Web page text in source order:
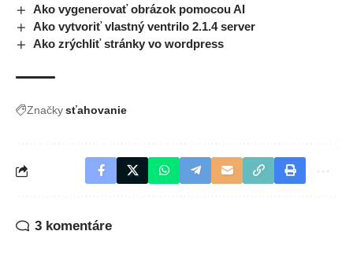
Ako vygenerovať obrázok pomocou AI
Ako vytvoriť vlastný ventrilo 2.1.4 server
Ako zrýchliť stránky vo wordpress
Značkysťahovanie
3 komentáre